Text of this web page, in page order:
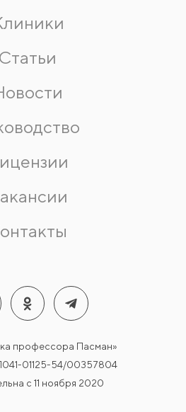
Статьи
профессора Пасман»
01125-54/00357804
с 11 ноября 2020